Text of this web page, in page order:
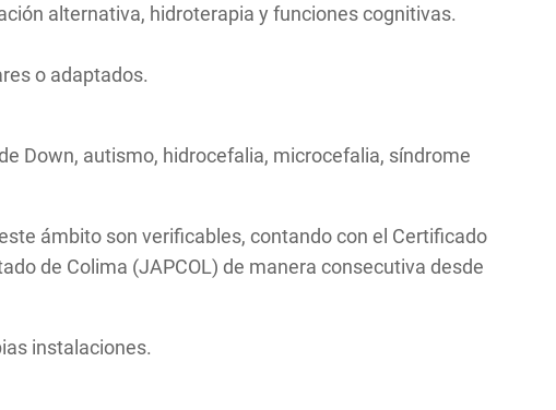
alternativa, hidroterapia y funciones cognitivas.
o adaptados.
Down, autismo, hidrocefalia, microcefalia, síndrome
ámbito son verificables, contando con el Certificado
de Colima (JAPCOL) de manera consecutiva desde
instalaciones.